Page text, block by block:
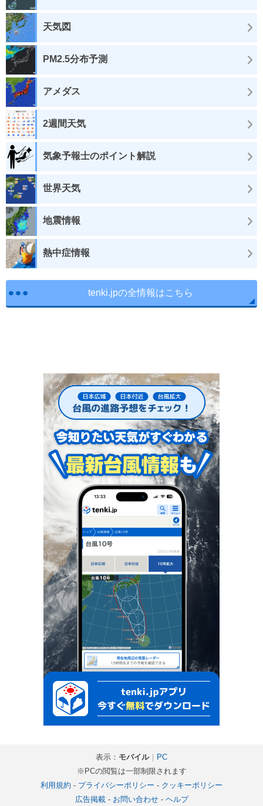
天気図
PM2.5分布予測
アメダス
2週間天気
気象予報士のポイント解説
世界天気
地震情報
熱中症情報
tenki.jpの全情報はこちら
表示： モバイル｜ PC
※PCの閲覧は一部制限されます
利用規約 - プライバシーポリシー - クッキーポリシー
広告掲載- お問い合わせ- ヘルプ